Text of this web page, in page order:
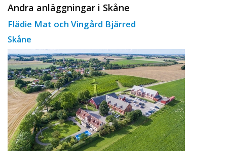
Andra anläggningar i Skåne
Flädie Mat och Vingård Bjärred
Skåne